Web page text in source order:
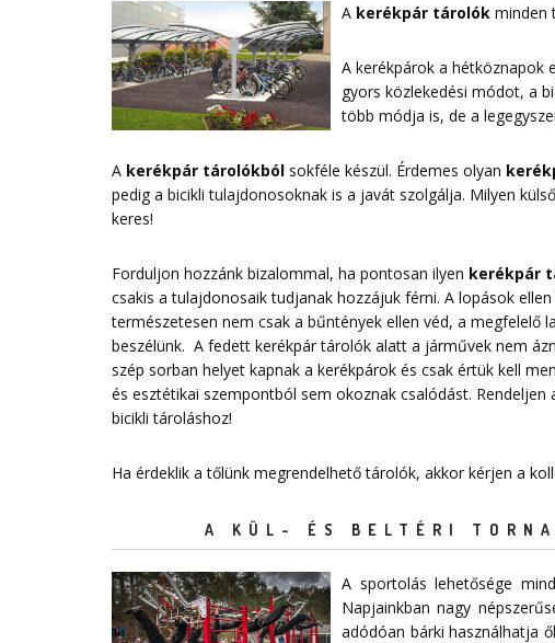
A kerékpár tárolók minden
A kerékpárok a hétköznapok
gyors közlekedési módot, a
több módja is, de a
A kerékpár tárolókból sokféle készül. Érdemes olyan
pedig a bicikli tulajdonosoknak is a javát szolgálja. Milyen
keres!
Forduljon hozzánk bizalommal, ha pontosan ilyen kerékpár
csakis a tulajdonosaik tudjanak hozzájuk férni. A lopások
természetesen nem csak a bűntények ellen véd, a megfelelő
beszélünk. A fedett kerékpár tárolók alatt a járművek nem
szép sorban helyet kapnak a kerékpárok és csak értük kell
és esztétikai szempontból sem okoznak csalódást. Rendeljen
bicikli tároláshoz!
Ha érdeklik a tőlünk megrendelhető tárolók, akkor kérjen a
A KÜL- ÉS BELTÉRI
A sportolás lehetősége
Napjainkban nagy
adódóan bárki használhatja